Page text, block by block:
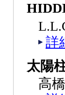
詳
太陽
高